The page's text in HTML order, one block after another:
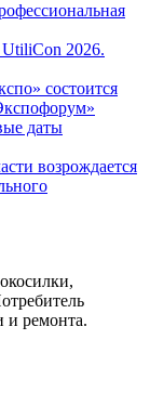
2026.
состоится
даты
возрождается
и ремонта.